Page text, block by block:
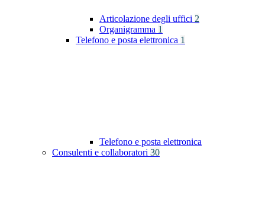
Articolazione degli uffici 2
Organigramma 1
Telefono e posta elettronica 1
Telefono e posta elettronica
Consulenti e collaboratori 30